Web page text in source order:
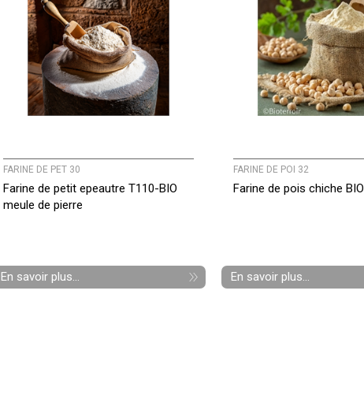
FARINE DE PET 30
Farine de petit epeautre T110-BIO
meule de pierre
En savoir plus...
FARINE DE POI 32
Farine de pois chiche BIO
En savoir plus...